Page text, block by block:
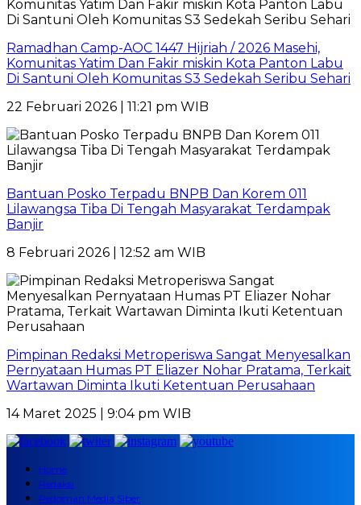
Ramadhan Camp-AOC 1447 Hijriah / 2026 Masehi,
Komunitas Yatim Dan Fakir miskin Kota Panton Labu
Di Santuni Oleh Komunitas S3 Sedekah Seribu Sehari
22 Februari 2026 | 11:21 pm WIB
Bantuan Posko Terpadu BNPB Dan Korem 011
Lilawangsa Tiba Di Tengah Masyarakat Terdampak
Banjir
8 Februari 2026 | 12:52 am WIB
Pimpinan Redaksi Metroperiswa Sangat Menyesalkan
Pernyataan Humas PT Eliazer Nohar Pratama, Terkait
Wartawan Diminta Ikuti Ketentuan Perusahaan
14 Maret 2025 | 9:04 pm WIB
Home
Redaksi
Pedoman Media Siber